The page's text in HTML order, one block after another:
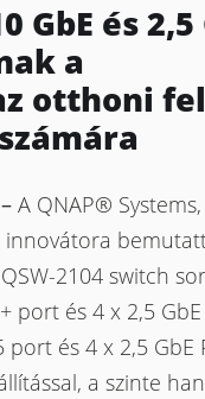
és 2,5
a
otthoni
A QNAP®
innovátora
2104 switch
port és 4 x 2,5
port és 4 x 2,5 GbE
a szinte